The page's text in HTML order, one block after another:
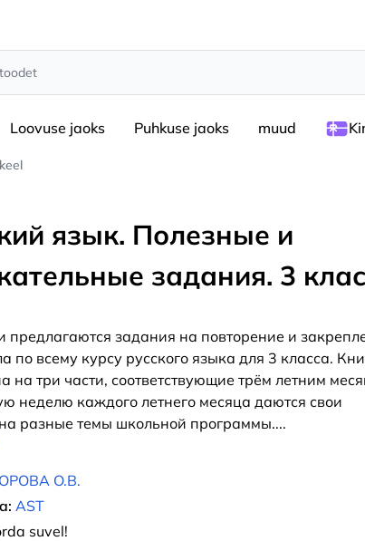
Loovuse jaoks Puhkuse jaoks muud
язык. Полезные и
задания. 3
предлагаются задания на повторение и
по всему курсу русского языка для 3 класса.
на три части, соответствующие трём летним
неделю каждого летнего месяца даются свои
разные темы школьной программы....
О.В.
AST
suvel!